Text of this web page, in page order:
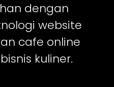
dengan
website
cafe online
kuliner.